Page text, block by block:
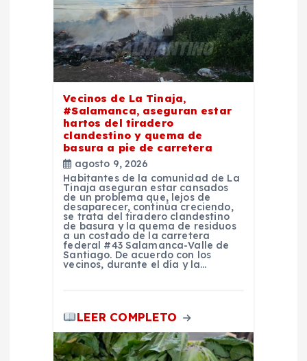
Vecinos de La Tinaja,
#Salamanca, aseguran estar
hartos del tiradero
clandestino y quema de
basura a pie de carretera
agosto 9, 2026
Habitantes de la comunidad de La
Tinaja aseguran estar cansados
de un problema que, lejos de
desaparecer, continúa creciendo,
se trata del tiradero clandestino
de basura y la quema de residuos
a un costado de la carretera
federal #43 Salamanca-Valle de
Santiago. De acuerdo con los
vecinos, durante el día y la…
LEER COMPLETO